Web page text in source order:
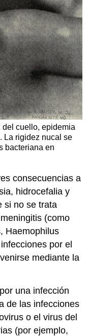
cuello, epidemia
La rigidez nucal se
bacteriana en
consecuencias a
hidrocefalia y
si no se trata
(como
Haemophilus
por el
mediante la
una infección
de las infecciones
o el virus del
(por ejemplo,